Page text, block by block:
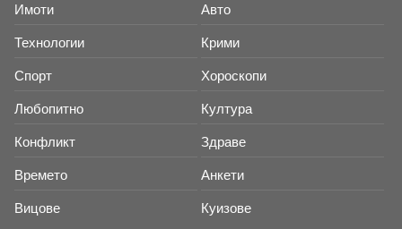
Имоти Авто
Технологии Крими
Спорт Хороскопи
Любопитно Култура
Конфликт Здраве
Времето Анкети
Вицове Куизове